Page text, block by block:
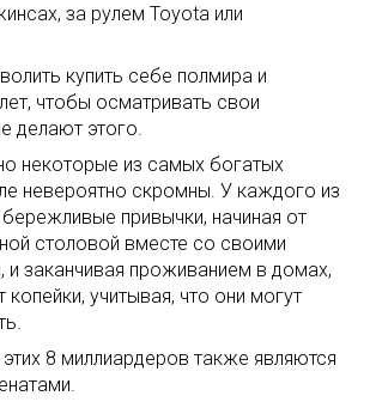
за рулем Toyota или
купить себе полмира и
чтобы осматривать свои
делают этого.
некоторые из самых богатых
невероятно скромны. У каждого из
привычки, начиная от
столовой вместе со своими
и заканчивая проживанием в домах,
копейки, учитывая, что они могут
8 миллиардеров также являются